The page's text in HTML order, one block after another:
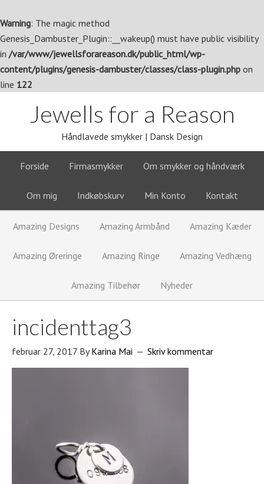
Warning: The magic method
Genesis_Dambuster_Plugin::__wakeup() must have public visibility
in /var/www/jewellsforareason.dk/public_html/wp-
content/plugins/genesis-dambuster/classes/class-plugin.php on
line 122
Jewells for a Reason
Håndlavede smykker | Dansk Design
Forside Firmasmykker Om smykker og håndværk
Om mig Indkøbskurv Min Konto Kontakt
Amazing Designs Amazing Armbånd Amazing Kæder
Amazing Øreringe Amazing Ringe Amazing Vedhæng
Amazing Tilbehør Nyheder
incidenttag3
februar 27, 2017 ByKarina Mai Skriv kommentar